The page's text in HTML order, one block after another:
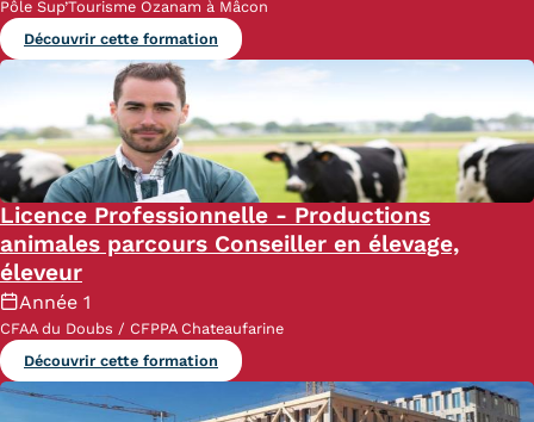
Pôle Sup’Tourisme Ozanam à Mâcon
Découvrir cette formation
Licence Professionnelle - Productions
animales parcours Conseiller en élevage,
éleveur
Année 1
CFAA du Doubs / CFPPA Chateaufarine
Découvrir cette formation